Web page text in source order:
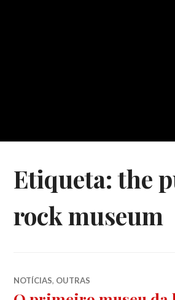
Etiqueta:the
rock museum
NOTÍCIAS, OUTRAS